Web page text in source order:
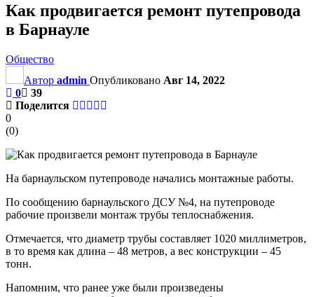
Как продвигается ремонт путепровода
в Барнауле
Общество
Автор admin Опубликовано Авг 14, 2022
0
39
Поделится
0
(0)
На барнаульском путепроводе начались монтажные работы.
По сообщению барнаульского ДСУ №4, на путепроводе
рабочие произвели монтаж трубы теплоснабжения.
Отмечается, что диаметр трубы составляет 1020 миллиметров,
в то время как длина – 48 метров, а вес конструкции – 45
тонн.
Напомним, что ранее уже были произведены